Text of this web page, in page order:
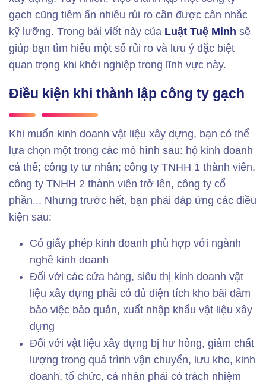
gạch cũng tiềm ẩn nhiều rủi ro cần được cân nhắc
kỹ lưỡng. Trong bài viết này của Luật Tuệ Minh sẽ
giúp bạn tìm hiểu một số rủi ro và lưu ý đặc biệt
quan trọng khi khởi nghiệp trong lĩnh vực này.
Điều kiện khi thành lập công ty gạch
Khi muốn kinh doanh vật liệu xây dựng, bạn có thể
lựa chọn một trong các mô hình sau: hộ kinh doanh
cá thể; công ty tư nhân; công ty TNHH 1 thành viên,
công ty TNHH 2 thành viên trở lên, công ty cổ
phần... Nhưng trước hết, bạn phải đáp ứng các điều
kiện sau:
Có giấy phép kinh doanh phù hợp với ngành
nghề kinh doanh
Đối với các cửa hàng, siêu thị kinh doanh vật
liệu xây dựng phải có đủ diện tích kho bãi đảm
bảo việc bảo quản, xuất nhập khẩu vật liệu xây
dựng
Đối với vật liệu xây dựng bị hư hỏng, giảm chất
lượng trong quá trình vận chuyển, lưu kho, kinh
doanh, tổ chức, cá nhân phải có trách nhiệm